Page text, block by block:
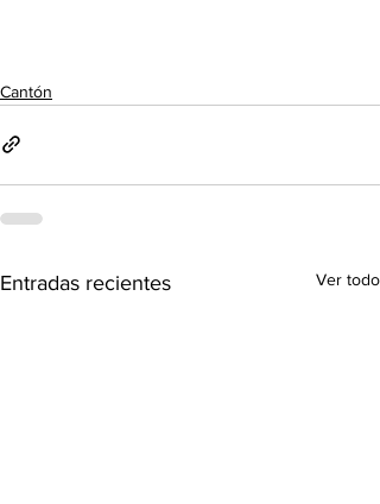
Cantón
Entradas recientes Ver todo